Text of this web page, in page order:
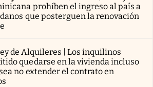
prohíben el ingreso al país a
que posterguen la renovación
de Alquileres | Los inquilinos
quedarse en la vivienda incluso
no extender el contrato en